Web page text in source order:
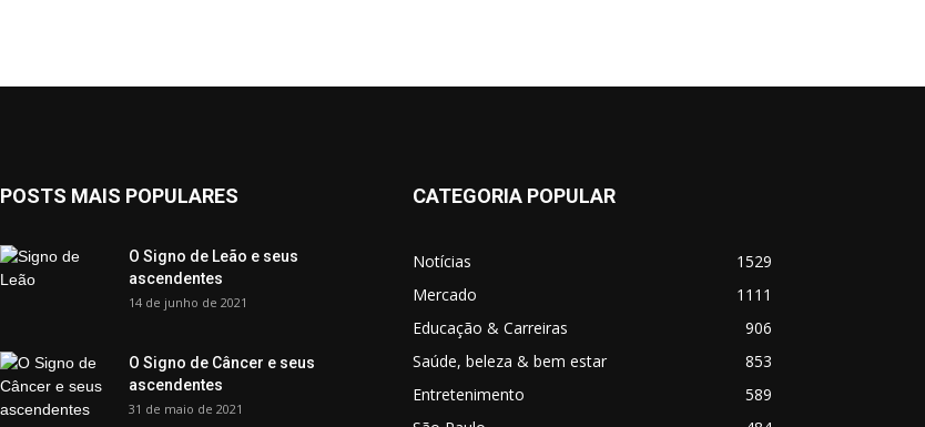
POSTS MAIS POPULARES
O Signo de Leão e seus
ascendentes
14 de junho de 2021
O Signo de Câncer e seus
ascendentes
31 de maio de 2021
CATEGORIA POPULAR
Notícias
1529
Mercado
1111
Educação & Carreiras
906
Saúde, beleza & bem estar
853
Entretenimento
589